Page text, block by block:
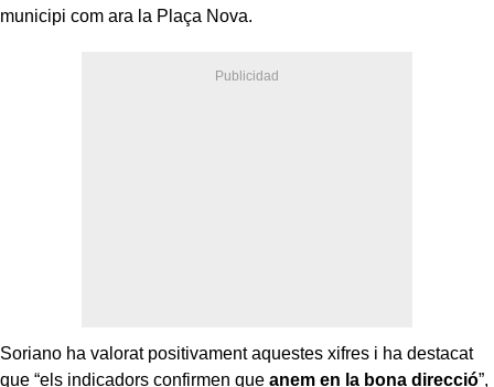
municipi com ara la Plaça Nova.
Soriano ha valorat positivament aquestes xifres i ha destacat
que “els indicadors confirmen que anem en la bona direcció”,